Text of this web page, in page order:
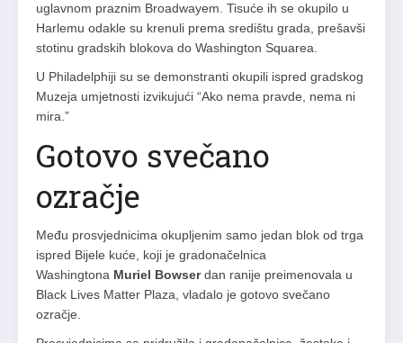
uglavnom praznim Broadwayem. Tisuće ih se okupilo u
Harlemu odakle su krenuli prema središtu grada, prešavši
stotinu gradskih blokova do Washington Squarea.
U Philadelphiji su se demonstranti okupili ispred gradskog
Muzeja umjetnosti izvikujući “Ako nema pravde, nema ni
mira.”
Gotovo svečano
ozračje
Među prosvjednicima okupljenim samo jedan blok od trga
ispred Bijele kuće, koji je gradonačelnica
Washingtona Muriel Bowserdan ranije preimenovala u
Black Lives Matter Plaza, vladalo je gotovo svečano
ozračje.